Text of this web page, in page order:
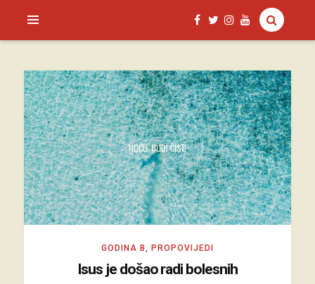
SAGUD.XYZ
GODINA B PROPOVIJEDI
Isus je došao radi bolesnih